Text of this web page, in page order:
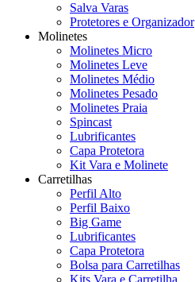
Salva Varas
Protetores e Organizador
Molinetes
Molinetes Micro
Molinetes Leve
Molinetes Médio
Molinetes Pesado
Molinetes Praia
Spincast
Lubrificantes
Capa Protetora
Kit Vara e Molinete
Carretilhas
Perfil Alto
Perfil Baixo
Big Game
Lubrificantes
Capa Protetora
Bolsa para Carretilhas
Kits Vara e Carretilha